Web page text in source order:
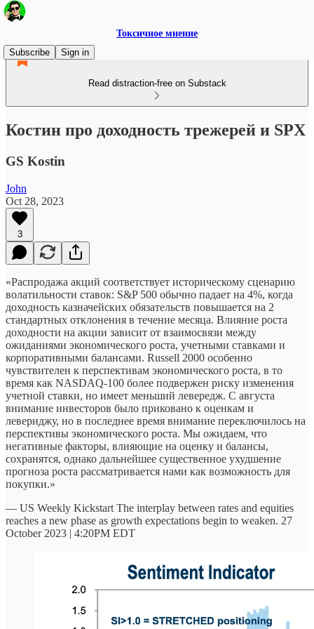
Токсичное мнение
Subscribe
Sign in
Read distraction-free on Substack
Костин про доходность трежерей и SPX
GS Kostin
John
Oct 28, 2023
3
«Распродажа акций соответствует историческому сценарию
волатильности ставок: S&P 500 обычно падает на 4%, когда
доходность казначейских обязательств повышается на 2
стандартных отклонения в течение месяца. Влияние роста
доходности на акции зависит от взаимосвязи между
ожиданиями экономического роста, учетными ставками и
корпоративными балансами. Russell 2000 особенно
чувствителен к перспективам экономического роста, в то
время как NASDAQ-100 более подвержен риску изменения
учетной ставки, но имеет меньший левередж. С августа
внимание инвесторов было приковано к оценкам и
левериджу, но в последнее время внимание переключилось на
перспективы экономического роста. Мы ожидаем, что
негативные факторы, влияющие на оценку и балансы,
сохранятся, однако дальнейшее существенное ухудшение
прогноза роста рассматривается нами как возможность для
покупки.»
— US Weekly Kickstart The interplay between rates and equities
reaches a new phase as growth expectations begin to weaken. 27
October 2023 | 4:20PM EDT